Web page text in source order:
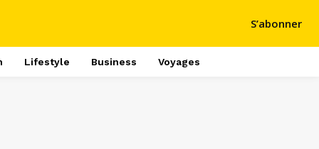
S’abonner
Lifestyle Business Voyages